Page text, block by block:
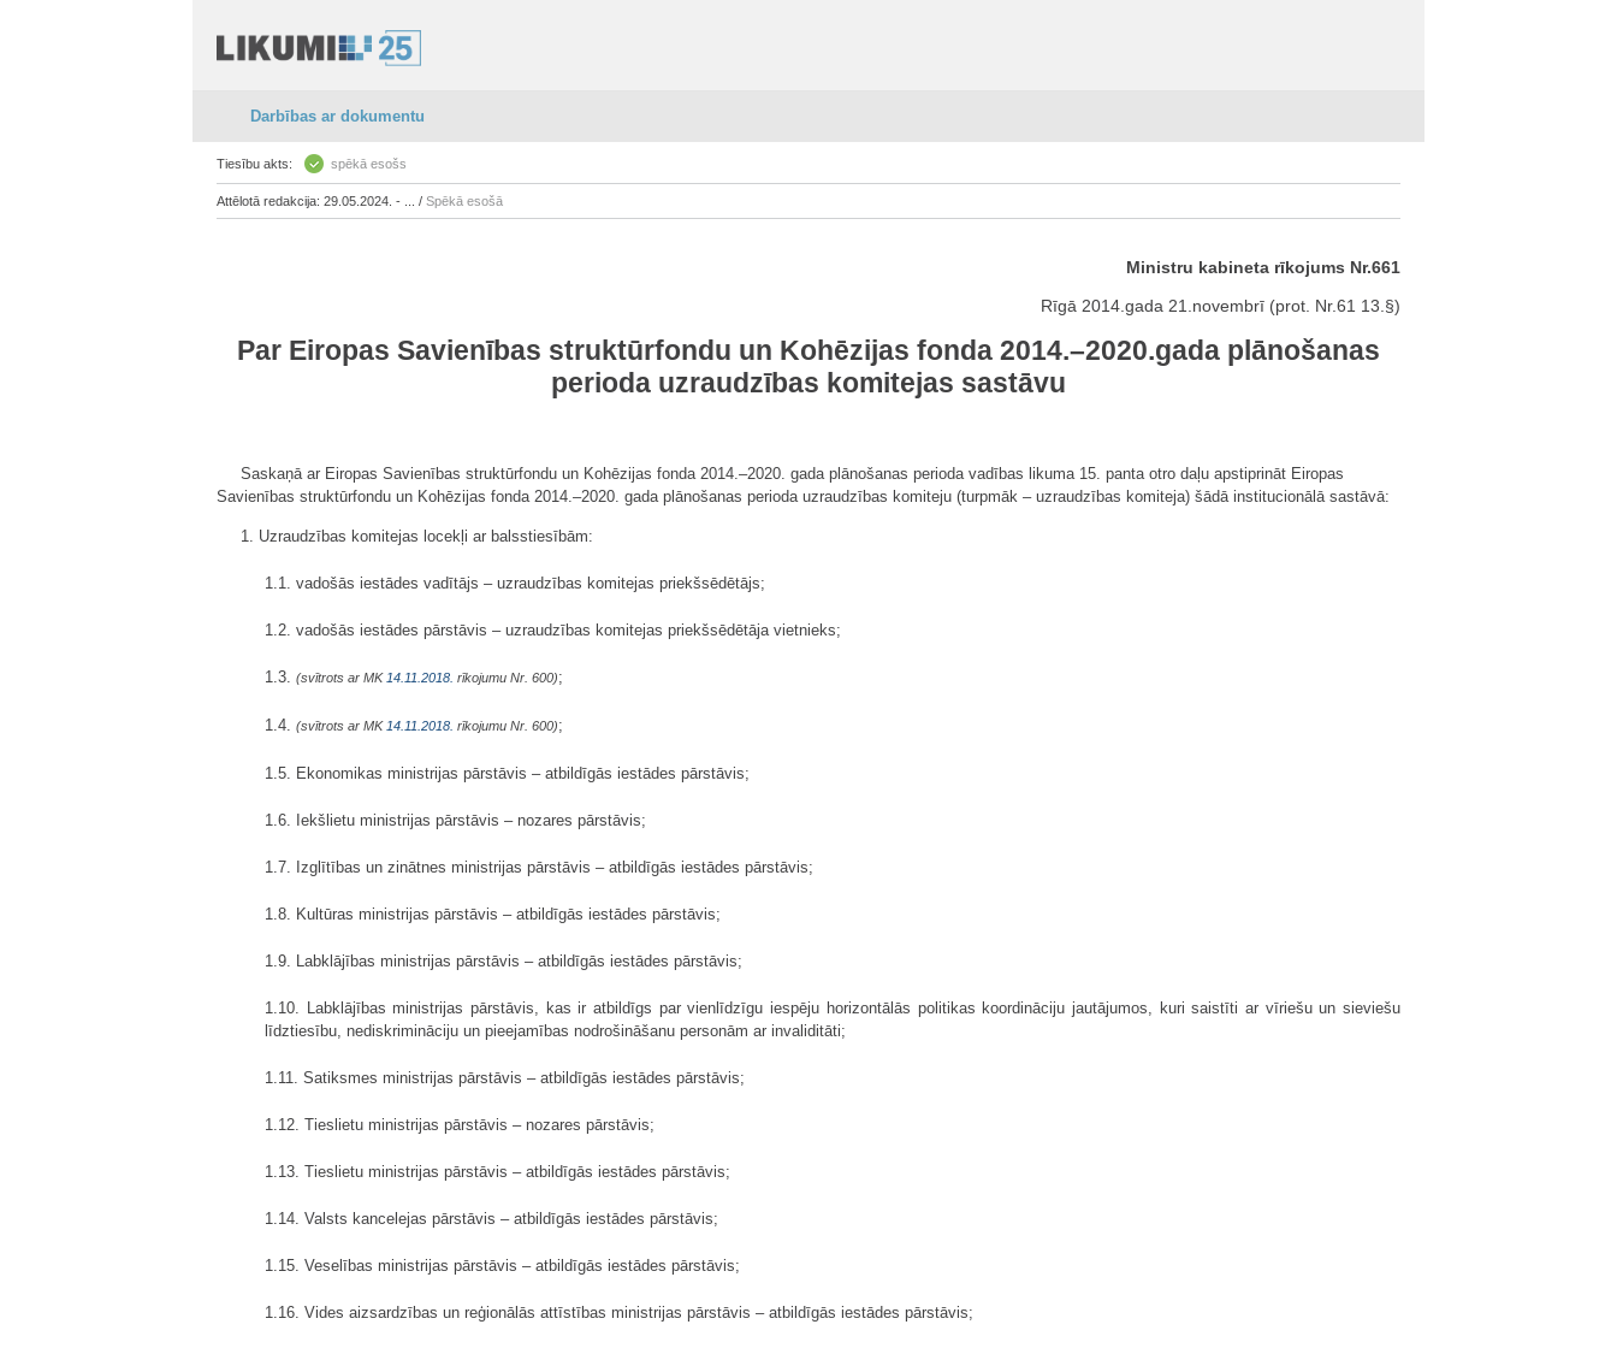
Darbības ar dokumentu
Tiesību akts: spēkā esošs
Attēlotā redakcija: 29.05.2024. - ... / Spēkā esošā
Ministru kabineta rīkojums Nr.661
Rīgā 2014.gada 21.novembrī (prot. Nr.61 13.§)
Par Eiropas Savienības struktūrfondu un Kohēzijas fonda 2014.–2020.gada plānošanas
perioda uzraudzības komitejas sastāvu
Saskaņā ar Eiropas Savienības struktūrfondu un Kohēzijas fonda 2014.–2020. gada plānošanas perioda vadības likuma 15. panta otro daļu apstiprināt Eiropas
Savienības struktūrfondu un Kohēzijas fonda 2014.–2020. gada plānošanas perioda uzraudzības komiteju (turpmāk – uzraudzības komiteja) šādā institucionālā sastāvā:
1. Uzraudzības komitejas locekļi ar balsstiesībām:
1.1. vadošās iestādes vadītājs – uzraudzības komitejas priekšsēdētājs;
1.2. vadošās iestādes pārstāvis – uzraudzības komitejas priekšsēdētāja vietnieks;
1.3. (svītrots ar MK 14.11.2018. rīkojumu Nr. 600);
1.4. (svītrots ar MK 14.11.2018. rīkojumu Nr. 600);
1.5. Ekonomikas ministrijas pārstāvis – atbildīgās iestādes pārstāvis;
1.6. Iekšlietu ministrijas pārstāvis – nozares pārstāvis;
1.7. Izglītības un zinātnes ministrijas pārstāvis – atbildīgās iestādes pārstāvis;
1.8. Kultūras ministrijas pārstāvis – atbildīgās iestādes pārstāvis;
1.9. Labklājības ministrijas pārstāvis – atbildīgās iestādes pārstāvis;
1.10. Labklājības ministrijas pārstāvis, kas ir atbildīgs par vienlīdzīgu iespēju horizontālās politikas koordināciju jautājumos, kuri saistīti ar vīriešu un sieviešu
līdztiesību, nediskrimināciju un pieejamības nodrošināšanu personām ar invaliditāti;
1.11. Satiksmes ministrijas pārstāvis – atbildīgās iestādes pārstāvis;
1.12. Tieslietu ministrijas pārstāvis – nozares pārstāvis;
1.13. Tieslietu ministrijas pārstāvis – atbildīgās iestādes pārstāvis;
1.14. Valsts kancelejas pārstāvis – atbildīgās iestādes pārstāvis;
1.15. Veselības ministrijas pārstāvis – atbildīgās iestādes pārstāvis;
1.16. Vides aizsardzības un reģionālās attīstības ministrijas pārstāvis – atbildīgās iestādes pārstāvis;